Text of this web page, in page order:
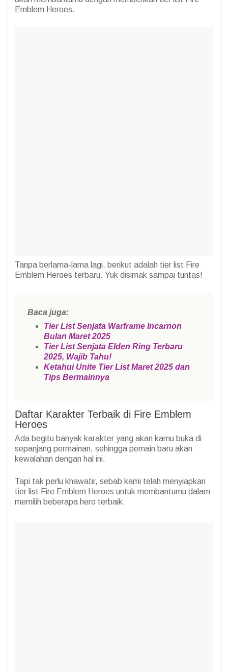
Emblem Heroes.
Tanpa berlama-lama lagi, berikut adalah tier list Fire
Emblem Heroes terbaru. Yuk disimak sampai tuntas!
Baca juga:
Tier List Senjata Warframe Incarnon
Bulan Maret 2025
Tier List Senjata Elden Ring Terbaru
2025, Wajib Tahu!
Ketahui Unite Tier List Maret 2025 dan
Tips Bermainnya
Daftar Karakter Terbaik di Fire Emblem
Heroes
Ada begitu banyak karakter yang akan kamu buka di
sepanjang permainan, sehingga pemain baru akan
kewalahan dengan hal ini.
Tapi tak perlu khawatir, sebab kami telah menyiapkan
tier list Fire Emblem Heroes untuk membantumu dalam
memilih beberapa hero terbaik.